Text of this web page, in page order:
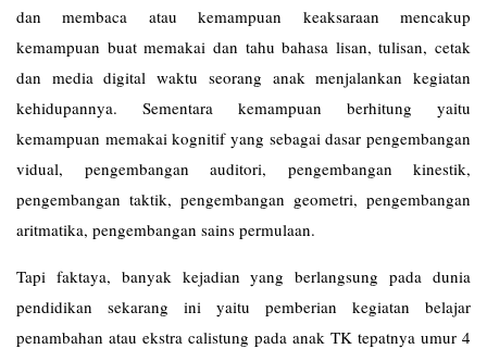
dan membaca atau kemampuan keaksaraan mencakup
kemampuan buat memakai dan tahu bahasa lisan, tulisan, cetak
dan media digital waktu seorang anak menjalankan kegiatan
kehidupannya. Sementara kemampuan berhitung yaitu
kemampuan memakai kognitif yang sebagai dasar pengembangan
vidual, pengembangan auditori, pengembangan kinestik,
pengembangan taktik, pengembangan geometri, pengembangan
aritmatika, pengembangan sains permulaan.
Tapi faktaya, banyak kejadian yang berlangsung pada dunia
pendidikan sekarang ini yaitu pemberian kegiatan belajar
penambahan atau ekstra calistung pada anak TK tepatnya umur 4